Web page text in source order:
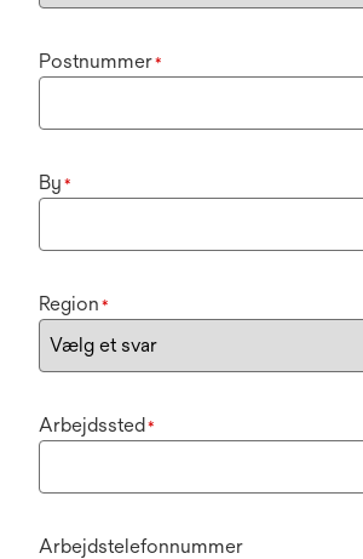
Postnummer*
By *
Region *
Arbejdssted*
Arbejdstelefonnummer